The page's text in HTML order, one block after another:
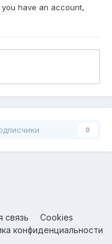
have an account,
0
связь
Cookies
конфиденциальности